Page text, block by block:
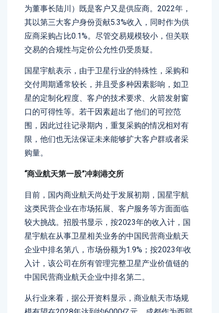
为董事长陆川）既是客户又是供应商。2022年，
其以第三大客户身份贡献5.3%收入，同时作为供
应商采购占比0.1%。尽管交易规模较小，但关联
交易的合规性与定价公允性仍受质疑。
国星宇航表示，由于卫星行业的特殊性，采购和
交付周期通常较长，并且受多种因素影响，如卫
星的定制化程度、客户的技术要求、火箭发射窗
口的可得性等。若干因素超出了他们的可控范
围，因此过往记录期内，重复采购的情况相对有
限，他们也无法保证未来能够扩大客户群或者采
购量。
“商业航天第一股”冲刺港交所
目前，国内商业航天尚处于发展初期，国星宇航
这类民营企业在市场拓展、客户服务等方面面临
较大挑战。招股书显示，按2023年的收入计，国
星宇航在从事卫星相关业务的中国民营商业航天
企业中排名第八，市场份额为1.9%；按2023年收
入计，该公司在所有管理完整卫星产业价值链的
中国民营商业航天企业中排名第二。
从行业来看，据公开资料显示，商业航天市场规